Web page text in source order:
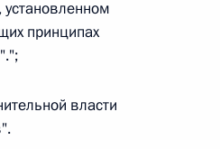
регистрации
принципах
власти